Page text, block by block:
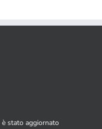
è stato aggiornato